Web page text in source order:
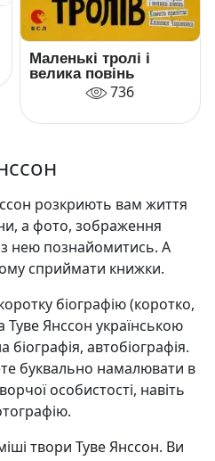
Маленькі тролі і
велика повінь
736
розкриють вам життя
а фото, зображення
нею познайомитись. А
сприймати книжки.
біографію (коротко,
Янссон українською
автобіографія.
буквально намалювати в
особистості, навіть
твори Туве Янссон. Ви